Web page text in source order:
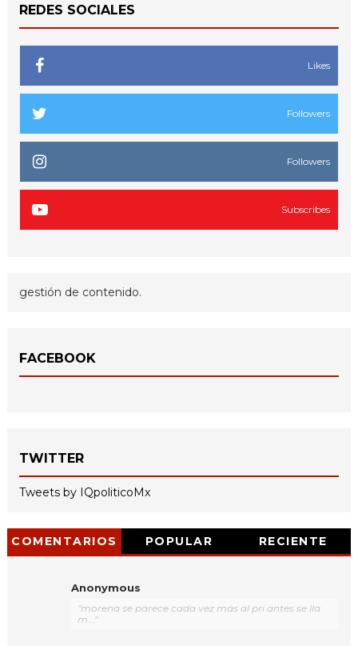
REDES SOCIALES
Likes
Followers
Followers
Subscribes
gestión de contenido.
FACEBOOK
TWITTER
Tweets by IQpoliticoMx
COMENTARIOS POPULAR RECIENTE
Anonymous
"morena se parece cada vez más al pri antes se lla
m..."